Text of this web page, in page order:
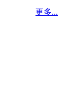
更多...